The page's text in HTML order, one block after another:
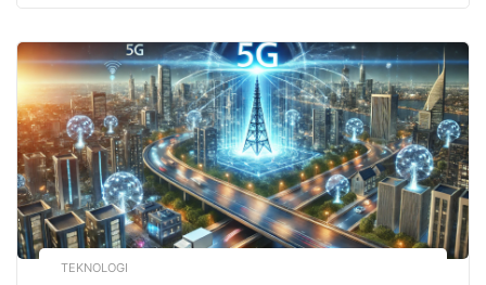
memerlukan lebih dari sekadar hasrat untuk
bepergian. Anda membutuhkan strategi yang jelas,
konsistensi, dan pemahaman […]
TEKNOLOGI